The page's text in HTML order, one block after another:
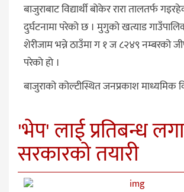
बाजुराबाट विद्यार्थी बोकेर रारा तालतर्फ
दुर्घटनामा परेको छ । मुगुको खत्याड
शेरीजाम भन्ने ठाउँमा ग १ ज ८२४९ नम्बरको
परेकाे हाे ।
बाजुराको कोल्टीस्थित जनप्रकाश माध्यमिक
'भेप' लाई प्रतिबन्ध
सरकारकाे तयारी